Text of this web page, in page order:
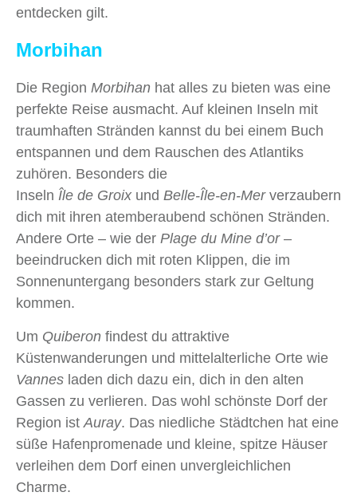
entdecken gilt.
Morbihan
Die Region Morbihan hat alles zu bieten was eine
perfekte Reise ausmacht. Auf kleinen Inseln mit
traumhaften Stränden kannst du bei einem Buch
entspannen und dem Rauschen des Atlantiks
zuhören. Besonders die
Inseln Île de Groixund Belle-Île-en-Merverzaubern
dich mit ihren atemberaubend schönen Stränden.
Andere Orte – wie der Plage du Mine d’or–
beeindrucken dich mit roten Klippen, die im
Sonnenuntergang besonders stark zur Geltung
kommen.
Um Quiberon findest du attraktive
Küstenwanderungen und mittelalterliche Orte wie
Vannes laden dich dazu ein, dich in den alten
Gassen zu verlieren. Das wohl schönste Dorf der
Region ist Auray. Das niedliche Städtchen hat eine
süße Hafenpromenade und kleine, spitze Häuser
verleihen dem Dorf einen unvergleichlichen
Charme.